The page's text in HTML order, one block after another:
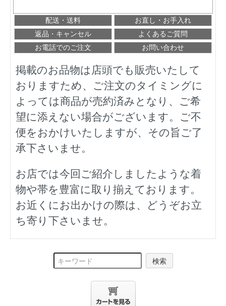
配送・送料
お直し・お手入れ
返品・キャンセル
よくあるご質問
お電話でのご注文
お問い合わせ
掲載のお品物は店頭でも販売いたして
おりますため、ご注文のタイミングに
よっては商品が売約済みとなり、ご希
望に添えない場合がございます。ご不
便をおかけいたしますが、その旨ご了
承下さいませ。
お店では今回ご紹介しましたような着
物や帯を豊富に取り揃えております。
お近くにお出かけの際は、どうぞお立
ち寄り下さいませ。
検索